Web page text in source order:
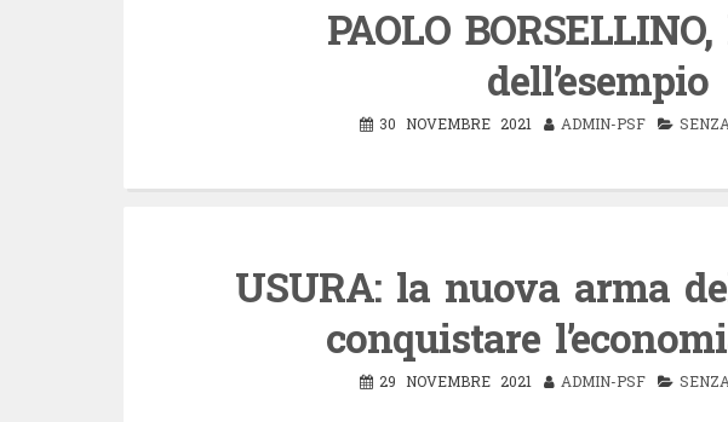
PAOLO
dell’esempio
30 NOVEMBRE 2021 ADMIN-PSF
USURA: la nuova arma
conquistare
29 NOVEMBRE 2021 ADMIN-PSF